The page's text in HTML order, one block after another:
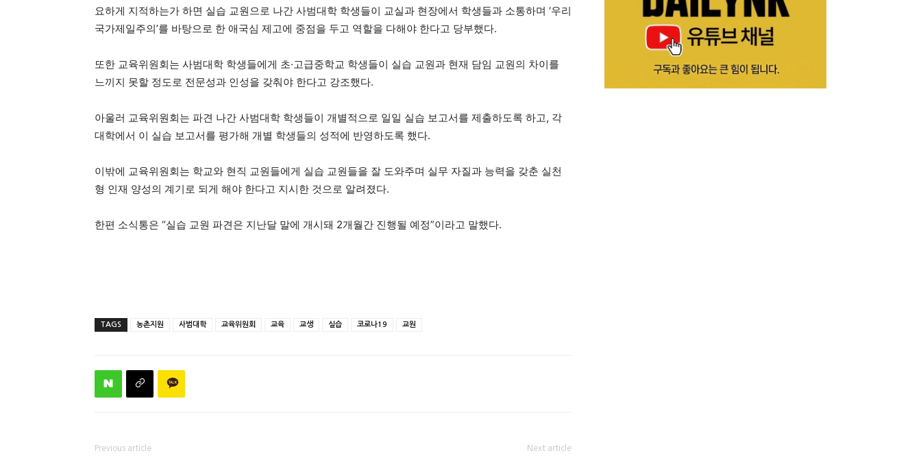
요하게 지적하는가 하면 실습 교원으로 나간 사범대학 학생들이 교실과 현장에서 학생들과 소통하며 ‘우리
국가제일주의’를 바탕으로 한 애국심 제고에 중점을 두고 역할을 다해야 한다고 당부했다.
또한 교육위원회는 사범대학 학생들에게 초·고급중학교 학생들이 실습 교원과 현재 담임 교원의 차이를
느끼지 못할 정도로 전문성과 인성을 갖춰야 한다고 강조했다.
아울러 교육위원회는 파견 나간 사범대학 학생들이 개별적으로 일일 실습 보고서를 제출하도록 하고, 각
대학에서 이 실습 보고서를 평가해 개별 학생들의 성적에 반영하도록 했다.
이밖에 교육위원회는 학교와 현직 교원들에게 실습 교원들을 잘 도와주며 실무 자질과 능력을 갖춘 실천
형 인재 양성의 계기로 되게 해야 한다고 지시한 것으로 알려졌다.
한편 소식통은 “실습 교원 파견은 지난달 말에 개시돼 2개월간 진행될 예정”이라고 말했다.
TAGS 농촌지원 사범대학 교육위원회 교육 교생 실습 코로나19 교원
Previous article Next article